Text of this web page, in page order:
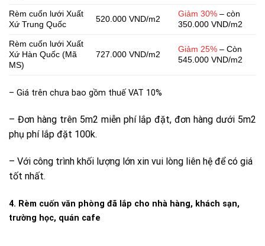
Rèm cuốn lưới Xuất
Xứ Trung Quốc
520.000 VND/m2
Giảm 30% – còn
350.000 VND/m2
Rèm cuốn lưới Xuất
Xứ Hàn Quốc (Mã
MS)
727.000 VND/m2
Giảm 25% – Còn
545.000 VND/m2
– Giá trên chưa bao gồm thuế VAT 10%
– Đơn hàng trên 5m2 miễn phí lắp đặt, đơn hàng dưới 5m2
phụ phí lắp đặt 100k.
– Với công trình khối lượng lớn xin vui lòng liên hệ để có giá
tốt nhất.
4. Rèm cuốn văn phòng đã lắp cho nhà hàng, khách sạn,
trường học, quán cafe